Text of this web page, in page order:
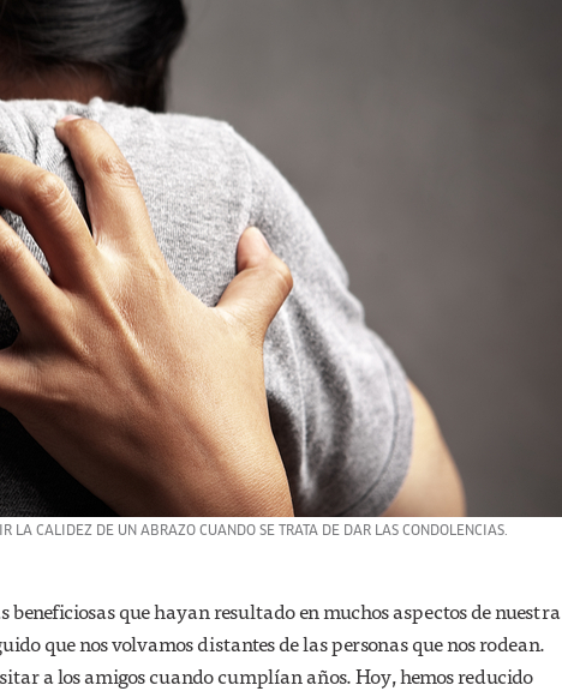
LA CALIDEZ DE UN ABRAZO CUANDO SE TRATA DE DAR LAS CONDOLENCIAS.
beneficiosas que hayan resultado en muchos aspectos de nuestra
que nos volvamos distantes de las personas que nos rodean.
a los amigos cuando cumplían años. Hoy, hemos reducido